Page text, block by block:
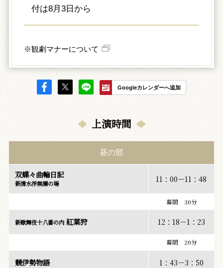
付は8月3日から
※観劇マナーについて
Googleカレンダーへ追加
上演時間
昼の部
双蝶々曲輪日記
新清水浮無瀬の場 11：00－11：48
幕間 30分
新歌舞伎十八番の内紅葉狩 12：18－1：23
幕間 20分
競伊勢物語 1：43－3：50